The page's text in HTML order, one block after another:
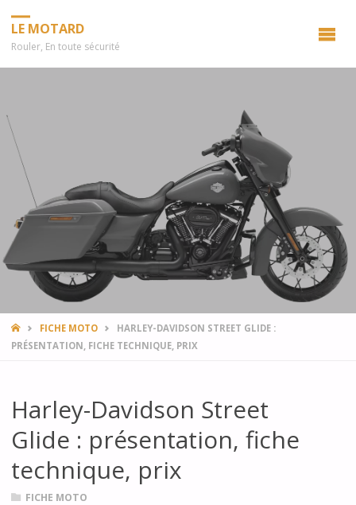
LE MOTARD
Rouler, En toute sécurité
HOMEFICHE MOTO
HARLEY-DAVIDSON STREET GLIDE :
PRÉSENTATION, FICHE TECHNIQUE, PRIX
Harley-Davidson Street
Glide : présentation, fiche
technique, prix
FICHE MOTO